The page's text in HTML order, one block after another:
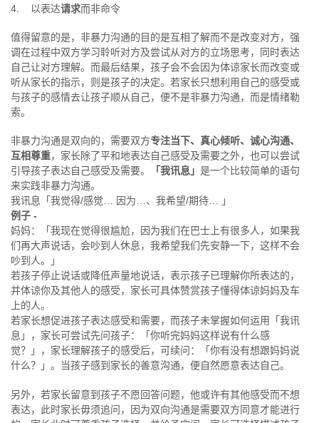
4. 以表达请求而非命令
值得留意的是，非暴力沟通的目的是互相了解而不是改变对方，强
调在过程中双方学习聆听对方及尝试从对方的立场思考，同时表达
自己让对方理解。而最后结果，孩子会不会因为体谅家长而改变或
听从家长的指示，则是孩子的决定。若家长只想利用自己的感受或
与孩子的感情去让孩子顺从自己，便不是非暴力沟通，而是情绪勒
索。
非暴力沟通是双向的，需要双方专注当下、真心倾听、诚心沟通、
互相尊重，家长除了平和地表达自己感受及需要之外，也可以尝试
引导孩子表达自己感受及需要。
「我讯息」 是一个比较简单的语句
来实践非暴力沟通。
我讯息「我觉得/感觉… 因为…、我希望/期待… 」
例子 -
妈妈：「我现在觉得很尴尬，因为我们在巴士上有很多人，如果我
们再大声说话，会吵到人休息，我希望我们先安静一下，这样不会
吵到人。」
若孩子停止说话或降低声量地说话，表示孩子已理解你所表达的，
并体谅你及其他人的感受，家长可具体赞赏孩子懂得体谅妈妈及车
上的人。
若家长想促进孩子表达感受和需要，而孩子未掌握如何运用「我讯
息」，家长可尝试先问孩子：「你听完妈妈这样说有什么感
觉？」，家长理解孩子的感受后，可续问：「你有没有想跟妈妈说
什么？」。当孩子感到家长的善意沟通，便自然愿意表达自己。
另外，若家长留意到孩子不愿回答问题，他或许有其他感受而不想
表达，此时家长毋须追问，因为双向沟通是需要双方同意才能进行